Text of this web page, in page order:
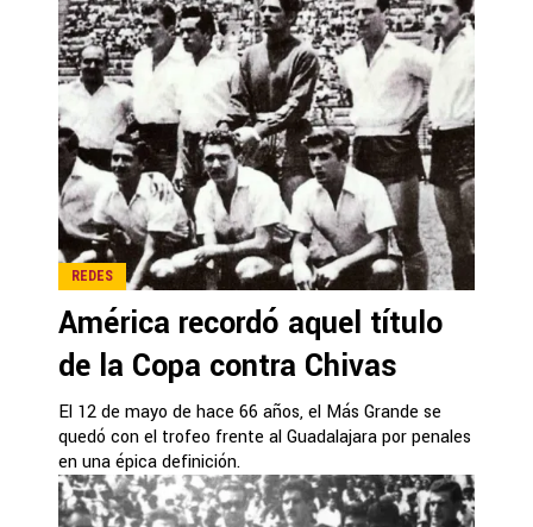
REDES
América recordó aquel título
de la Copa contra Chivas
El 12 de mayo de hace 66 años, el Más Grande se
quedó con el trofeo frente al Guadalajara por penales
en una épica definición.